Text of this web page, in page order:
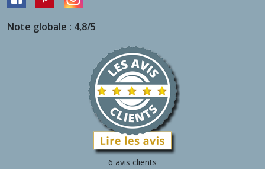
Note globale : 4,8/5
6 avis clients